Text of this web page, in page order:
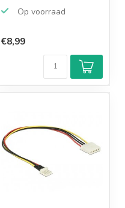
Op voorraad
€8,99